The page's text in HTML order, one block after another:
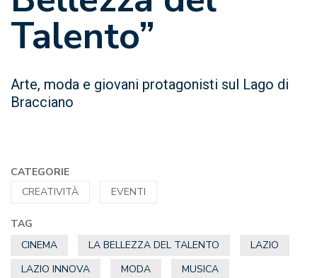
Talento”
Arte, moda e giovani protagonisti sul Lago di
Bracciano
CATEGORIE
CREATIVITÀ
EVENTI
TAG
CINEMA
LA BELLEZZA DEL TALENTO
LAZIO
LAZIO INNOVA
MODA
MUSICA